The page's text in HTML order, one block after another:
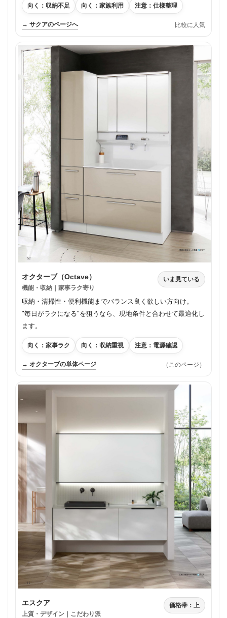
向く：収納不足 向く：家族利用 注意：仕様整理
→ サクアのページへ 比較に人気
オクターブ（Octave）
機能・収納｜家事ラク寄り
いま見ている
収納・清掃性・便利機能までバランス良く欲しい方向け。
"毎日がラクになる"を狙うなら、現地条件と合わせて最適化し
ます。
向く：家事ラク 向く：収納重視 注意：電源確認
→ オクターブの単体ページ （このページ）
エスクア
上質・デザイン｜こだわり派
価格帯：上